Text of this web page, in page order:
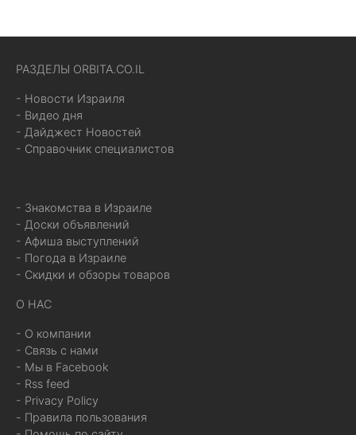
РАЗДЕЛЫ ORBITA.CO.IL
- Новости Израиля
- Видео дня
- Дайджест Новостей
- Справочник специалистов
- Знакомства в Израиле
- Доски объявлений
- Афиша выступлений
- Погода в Израиле
- Скидки и обзоры товаров
О НАС
- О компании
- Связь с нами
- Мы в Facebook
- Rss feed
- Privacy Policy
- Правила пользования